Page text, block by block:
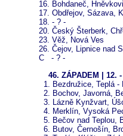
16. Bohdaneč,
17. Obdřejov, Sázava,
18. - ? -
20. Český Šterberk,
23. Věž, Nová Ves
26. Čejov, Lipnice nad
C - ? -
46. ZÁPADEM | 12.
1. Bezdružice, Teplá -
2. Bochov, Javorná,
3. Lázně Kynžvart,
4. Merklín, Vysoká
5. Bečov nad Teplou,
6. Butov, Černošín,